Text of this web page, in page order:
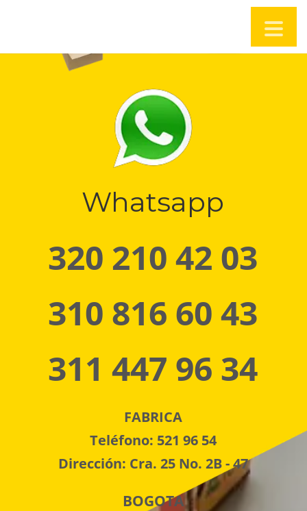
Whatsapp
320 210 42 03
310 816 60 43
311 447 96 34
FABRICA
Teléfono: 521 96 54
Dirección: Cra. 25 No. 2B - 47
BOGOTA